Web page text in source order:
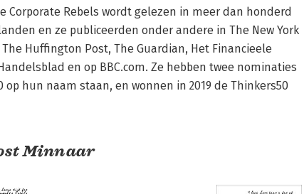
Corporate Rebels wordt gelezen in meer dan honderd
en ze publiceerden onder andere in The New York
The Huffington Post, The Guardian, Het Financieele
en op BBC.com. Ze hebben twee nominaties
op hun naam staan, en wonnen in 2019 de Thinkers50
Minnaar